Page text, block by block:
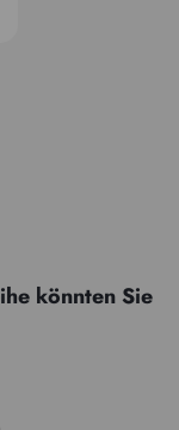
könnten Sie